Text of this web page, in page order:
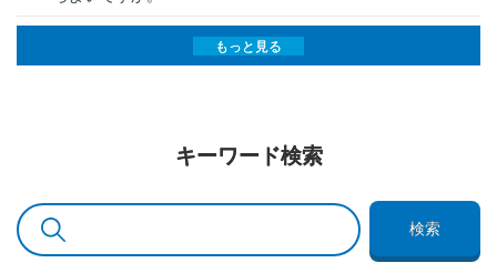
もっと見る
キーワード検索
検索